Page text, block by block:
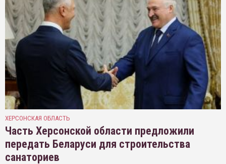
ХЕРСОНСКАЯ ОБЛАСТЬ
Часть Херсонской области предложили
передать Беларуси для строительства
санаториев